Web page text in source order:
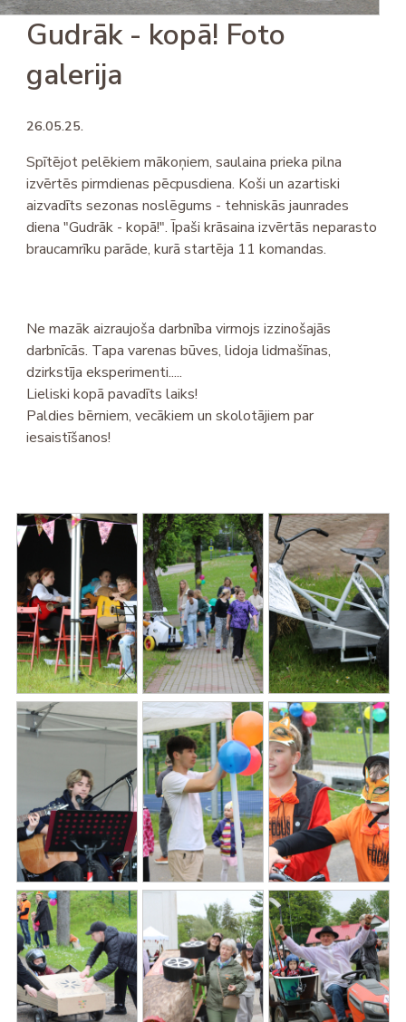
Gudrāk - kopā! Foto
galerija
26.05.25.
Spītējot pelēkiem mākoņiem, saulaina prieka pilna
izvērtēs pirmdienas pēcpusdiena. Koši un azartiski
aizvadīts sezonas noslēgums - tehniskās jaunrades
diena "Gudrāk - kopā!". Īpaši krāsaina izvērtās neparasto
braucamrīku parāde, kurā startēja 11 komandas.
Ne mazāk aizraujoša darbnība virmojs izzinošajās
darbnīcās. Tapa varenas būves, lidoja lidmašīnas,
dzirkstīja eksperimenti.....
Lieliski kopā pavadīts laiks!
Paldies bērniem, vecākiem un skolotājiem par
iesaistīšanos!